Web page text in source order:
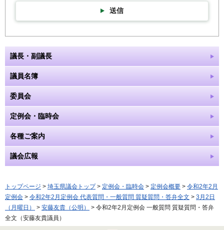
送信
議長・副議長
議員名簿
委員会
定例会・臨時会
各種ご案内
議会広報
トップページ > 埼玉県議会トップ> 定例会・臨時会 > 定例会概要 > 令和2年2月
定例会 > 令和2年2月定例会 代表質問・一般質問 質疑質問・答弁全文 > 3月2日
（月曜日）
> 安藤友貴（公明）
> 令和2年2月定例会 一般質問 質疑質問・答弁
全文（安藤友貴議員）